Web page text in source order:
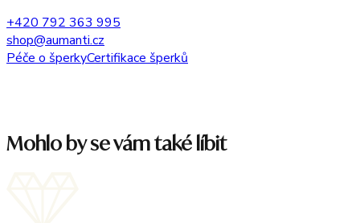
+420 792 363 995
shop@aumanti.cz
Péče o šperkyCertifikace šperků
Mohlo by se vám také líbit